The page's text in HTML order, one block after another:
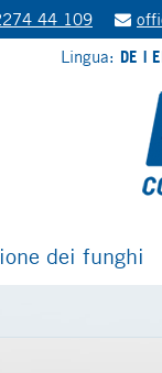
44 109
Lingua: DE
dei funghi